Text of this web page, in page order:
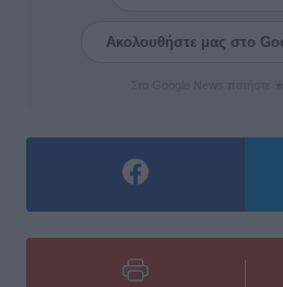
Ακολουθήστε μας στο